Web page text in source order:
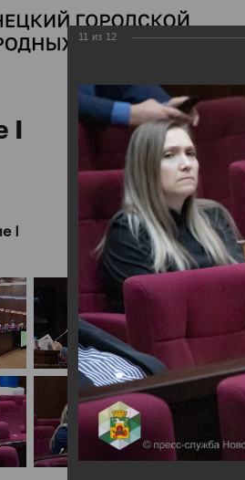
I
I
11 из 12